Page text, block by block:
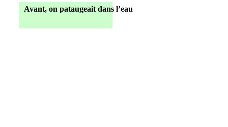
Avant, on pataugeait dans l’eau